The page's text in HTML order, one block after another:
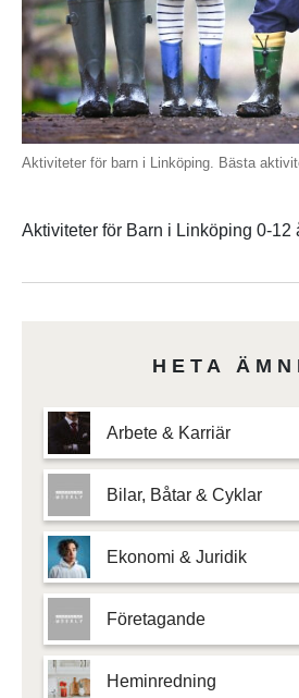
Aktiviteter för barn i Linköping. Bästa
Aktiviteter för Barn i Linköping 0-12
HETA
Arbete & Karriär
Bilar, Båtar & Cyklar
Ekonomi & Juridik
Företagande
Heminredning